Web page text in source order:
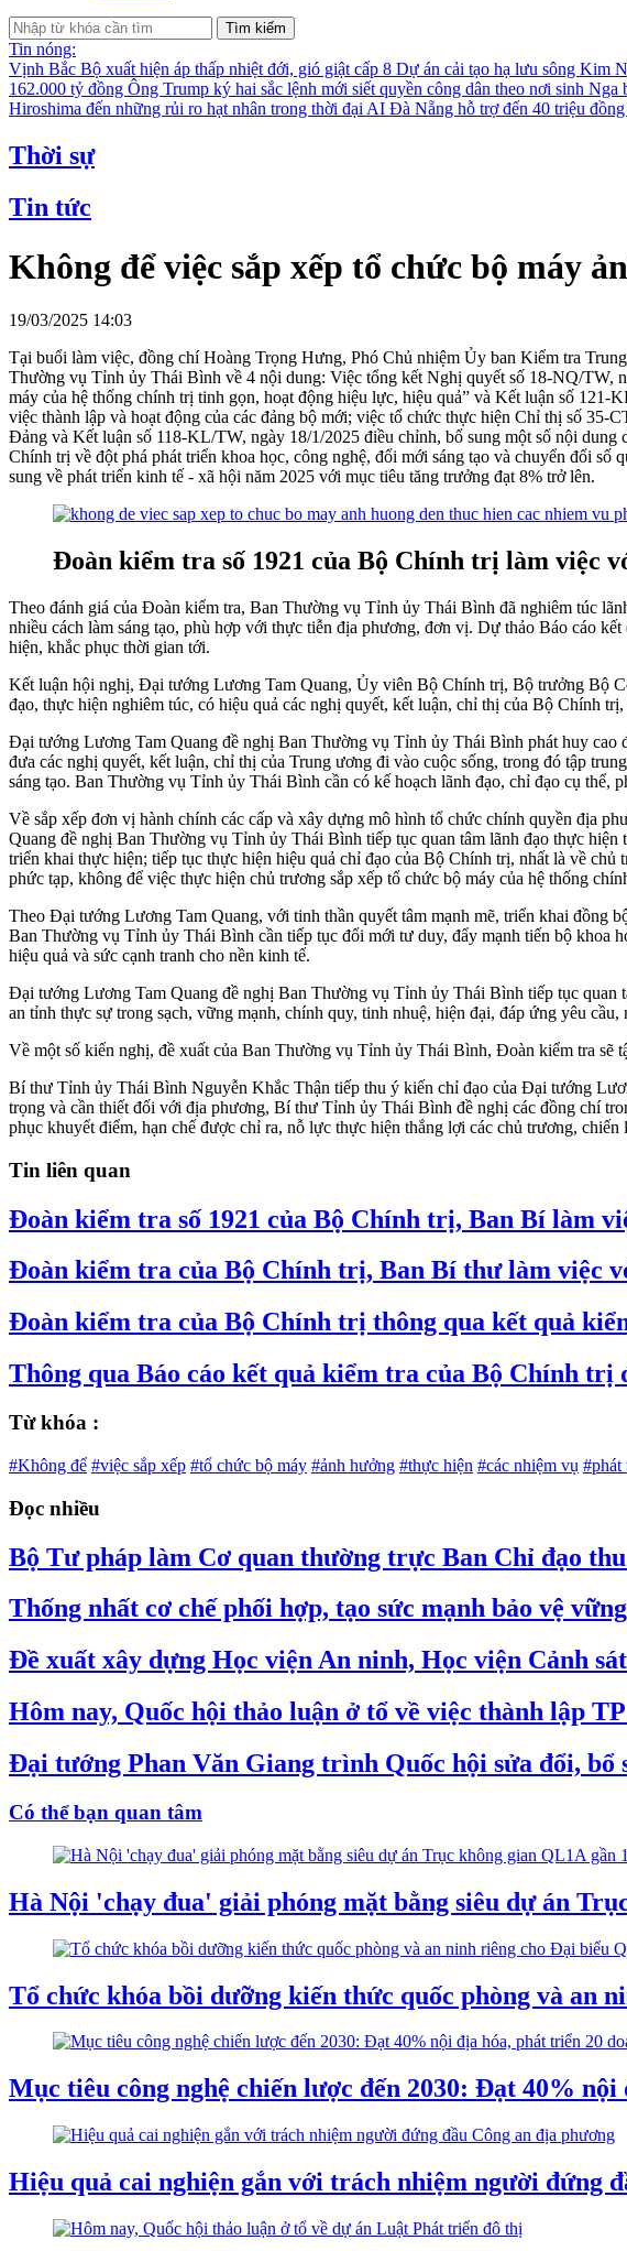
Tìm kiếm
Tin nóng:
Vịnh Bắc Bộ xuất hiện áp thấp nhiệt đới, gió giật cấp 8 Dự án cải tạo hạ lưu sông Kim
162.000 tỷ đồng Ông Trump ký hai sắc lệnh mới siết quyền công dân theo nơi sinh Nga
Hiroshima đến những rủi ro hạt nhân trong thời đại AI Đà Nẵng hỗ trợ đến 40 triệu
Thời sự
Tin tức
Không để việc sắp xếp tổ chức bộ máy
19/03/2025 14:03
Tại buổi làm việc, đồng chí Hoàng Trọng Hưng, Phó Chủ nhiệm Ủy ban Kiểm tra
Thường vụ Tỉnh ủy Thái Bình về 4 nội dung: Việc tổng kết Nghị quyết số 18-NQ/TW,
máy của hệ thống chính trị tinh gọn, hoạt động hiệu lực, hiệu quả” và Kết luận số
việc thành lập và hoạt động của các đảng bộ mới; việc tổ chức thực hiện Chỉ thị số
Đảng và Kết luận số 118-KL/TW, ngày 18/1/2025 điều chỉnh, bổ sung một số nội
Chính trị về đột phá phát triển khoa học, công nghệ, đổi mới sáng tạo và chuyển đổi
sung về phát triển kinh tế - xã hội năm 2025 với mục tiêu tăng trưởng đạt 8% trở lên.
Đoàn kiểm tra số 1921 của Bộ Chính trị làm việc
Theo đánh giá của Đoàn kiểm tra, Ban Thường vụ Tỉnh ủy Thái Bình đã nghiêm túc
nhiều cách làm sáng tạo, phù hợp với thực tiễn địa phương, đơn vị. Dự thảo Báo cáo
hiện, khắc phục thời gian tới.
Kết luận hội nghị, Đại tướng Lương Tam Quang, Ủy viên Bộ Chính trị, Bộ trưởng Bộ
đạo, thực hiện nghiêm túc, có hiệu quả các nghị quyết, kết luận, chỉ thị của Bộ Chính
Đại tướng Lương Tam Quang đề nghị Ban Thường vụ Tỉnh ủy Thái Bình phát huy cao
đưa các nghị quyết, kết luận, chỉ thị của Trung ương đi vào cuộc sống, trong đó tập
sáng tạo. Ban Thường vụ Tỉnh ủy Thái Bình cần có kế hoạch lãnh đạo, chỉ đạo cụ thể,
Về sắp xếp đơn vị hành chính các cấp và xây dựng mô hình tổ chức chính quyền địa
Quang đề nghị Ban Thường vụ Tỉnh ủy Thái Bình tiếp tục quan tâm lãnh đạo thực
triển khai thực hiện; tiếp tục thực hiện hiệu quả chỉ đạo của Bộ Chính trị, nhất là về
phức tạp, không để việc thực hiện chủ trương sắp xếp tổ chức bộ máy của hệ thống
Theo Đại tướng Lương Tam Quang, với tinh thần quyết tâm mạnh mẽ, triển khai đồng
Ban Thường vụ Tỉnh ủy Thái Bình cần tiếp tục đổi mới tư duy, đẩy mạnh tiến bộ khoa
hiệu quả và sức cạnh tranh cho nền kinh tế.
Đại tướng Lương Tam Quang đề nghị Ban Thường vụ Tỉnh ủy Thái Bình tiếp tục
an tỉnh thực sự trong sạch, vững mạnh, chính quy, tinh nhuệ, hiện đại, đáp ứng yêu
Về một số kiến nghị, đề xuất của Ban Thường vụ Tỉnh ủy Thái Bình, Đoàn kiểm tra sẽ
Bí thư Tỉnh ủy Thái Bình Nguyễn Khắc Thận tiếp thu ý kiến chỉ đạo của Đại tướng
trọng và cần thiết đối với địa phương, Bí thư Tỉnh ủy Thái Bình đề nghị các đồng chí
phục khuyết điểm, hạn chế được chỉ ra, nỗ lực thực hiện thắng lợi các chủ trương, chiến
Tin liên quan
Đoàn kiểm tra số 1921 của Bộ Chính trị, Ban Bí làm
Đoàn kiểm tra của Bộ Chính trị, Ban Bí thư làm việc
Đoàn kiểm tra của Bộ Chính trị thông qua kết quả
Thông qua Báo cáo kết quả kiểm tra của Bộ Chính
Từ khóa :
#Không để #việc sắp xếp #tổ chức bộ máy #ảnh hưởng #thực hiện #các nhiệm vụ #phát
Đọc nhiều
Bộ Tư pháp làm Cơ quan thường trực Ban Chỉ đạo
Thống nhất cơ chế phối hợp, tạo sức mạnh bảo vệ
Đề xuất xây dựng Học viện An ninh, Học viện Cảnh
Hôm nay, Quốc hội thảo luận ở tổ về việc thành lập
Đại tướng Phan Văn Giang trình Quốc hội sửa đổi, bổ
Có thể bạn quan tâm
Hà Nội 'chạy đua' giải phóng mặt bằng siêu dự án
Tổ chức khóa bồi dưỡng kiến thức quốc phòng và an
Mục tiêu công nghệ chiến lược đến 2030: Đạt 40%
Hiệu quả cai nghiện gắn với trách nhiệm người đứng